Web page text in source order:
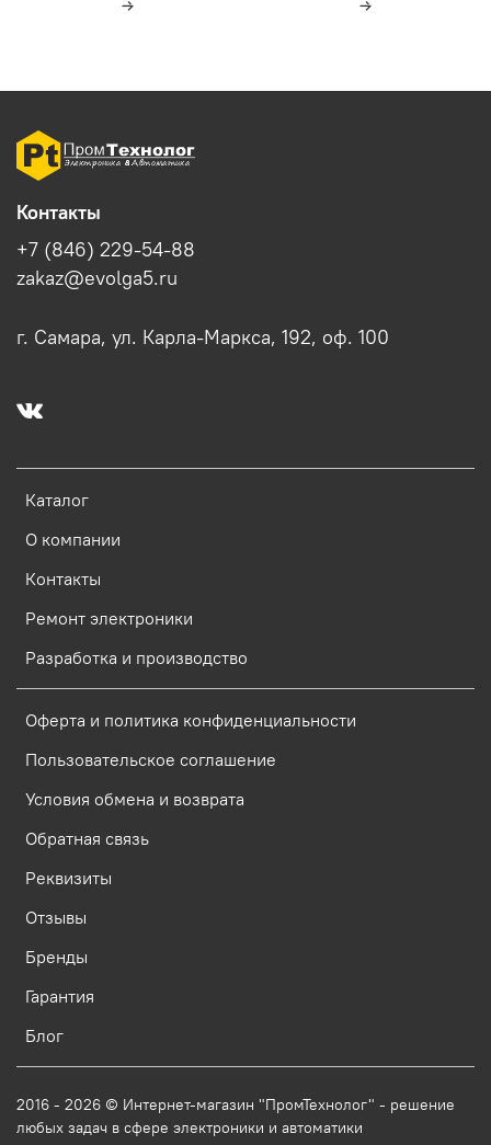
Каталог
О компании
Контакты
Ремонт электроники
Разработка и производство
Оферта и политика конфиденциальности
Пользовательское соглашение
Условия обмена и возврата
Обратная связь
Реквизиты
Отзывы
Бренды
Гарантия
Блог
Контакты
+7 (846) 229-54-88
zakaz@evolga5.ru
г. Самара, ул. Карла-Маркса, 192, оф. 100
2016 - 2026 © Интернет-магазин "ПромТехнолог" - решение
любых задач в сфере электроники и автоматики